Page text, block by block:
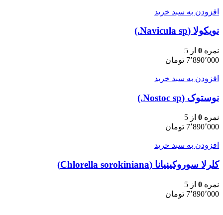
افزودن به سبد خرید
نویکولا (Navicula sp.)
نمره 0 از 5
7٬890٬000 تومان
افزودن به سبد خرید
نوستوک (Nostoc sp.)
نمره 0 از 5
7٬890٬000 تومان
افزودن به سبد خرید
کلرلا سوروکینیانا (Chlorella sorokiniana)
نمره 0 از 5
7٬890٬000 تومان